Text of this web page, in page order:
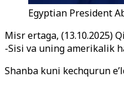
Egyptian President
Misr ertaga, (13.10.2025)
-Sisi va uning amerikalik
Shanba kuni kechqurun